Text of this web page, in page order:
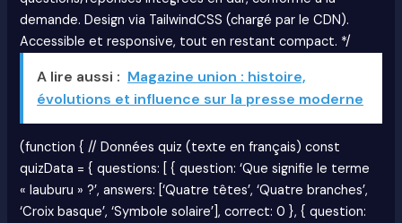
demande. Design via TailwindCSS (chargé par le CDN).
Accessible et responsive, tout en restant compact. */
A lire aussi : Magazine union : histoire,
évolutions et influence sur la presse moderne
(function { // Données quiz (texte en français) const
quizData = { questions: [ { question: ‘Que signifie le terme
« lauburu » ?’, answers: [‘Quatre têtes’, ‘Quatre branches’,
‘Croix basque’, ‘Symbole solaire’], correct: 0 }, { question: